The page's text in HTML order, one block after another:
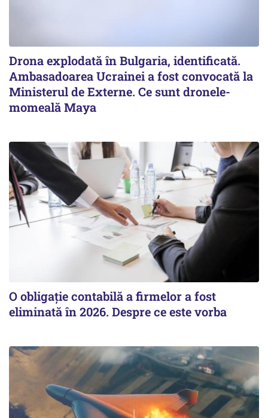
Drona explodată în Bulgaria, identificată.
Ambasadoarea Ucrainei a fost convocată la
Ministerul de Externe. Ce sunt dronele-
momeală Maya
O obligație contabilă a firmelor a fost
eliminată în 2026. Despre ce este vorba